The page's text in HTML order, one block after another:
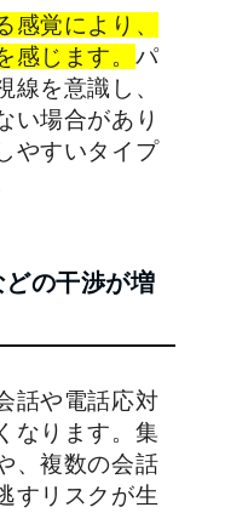
感覚により、
感じます。 パ
線を意識し、
い場合があり
やすいタイプ
の干渉が増
話や電話応対
なります。集
、複数の会話
すリスクが生